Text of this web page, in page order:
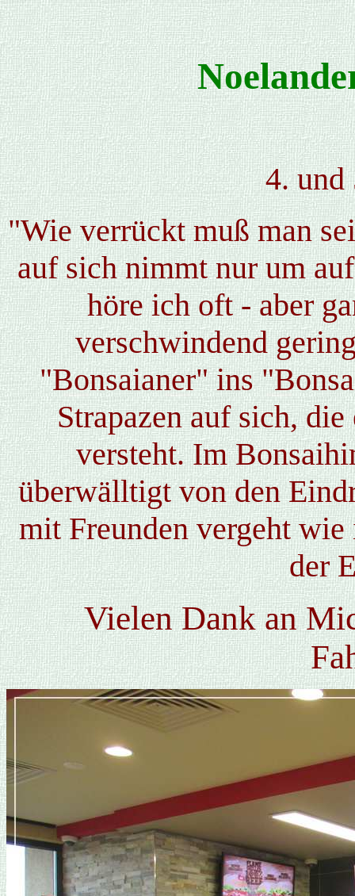
4. und
"Wie verrückt muß man
auf sich nimmt nur um
höre ich oft - aber
verschwindend
"Bonsaianer" ins
Strapazen auf sich,
versteht. Im
überwälltigt von den
mit Freunden vergeht
der
Vielen Dank an